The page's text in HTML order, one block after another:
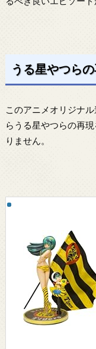
うる星やつら
このアニメオリジナ
らうる星やつらの再
りません。